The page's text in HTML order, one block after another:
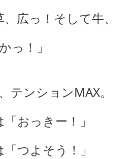
、広っ！そして牛、
っ！」
テンションMAX。
おっきー！」
つよそう！」